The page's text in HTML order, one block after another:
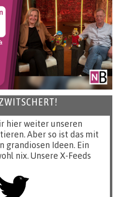
hier weiter unseren
Aber so ist das mit
grandiosen Ideen. Ein
nix. Unsere X-Feeds